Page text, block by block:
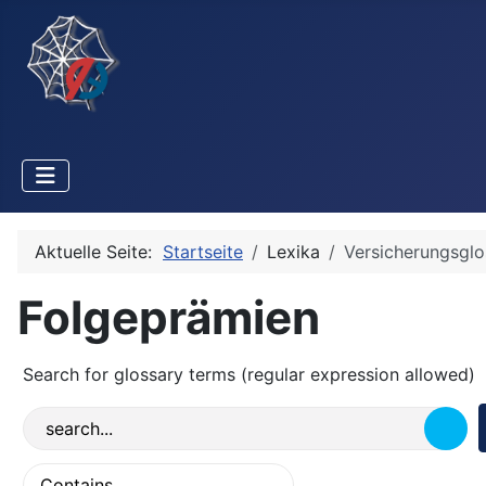
Aktuelle Seite: Startseite Lexika
Folgeprämien
Search for glossary terms (regular expression allowed)